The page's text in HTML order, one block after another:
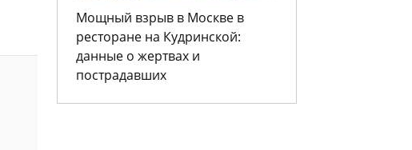
Мощный взрыв в Москве в
ресторане на Кудринской:
данные о жертвах и
пострадавших